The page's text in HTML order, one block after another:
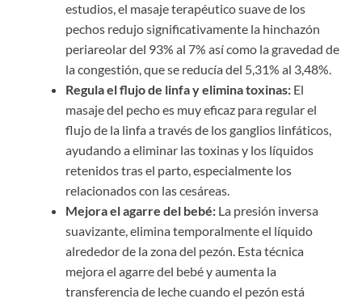
estudios, el masaje terapéutico suave de los
pechos redujo significativamente la hinchazón
periareolar del 93% al 7% así como la gravedad de
la congestión, que se reducía del 5,31% al 3,48%.
Regula el flujo de linfa y elimina toxinas: El
masaje del pecho es muy eficaz para regular el
flujo de la linfa a través de los ganglios linfáticos,
ayudando a eliminar las toxinas y los líquidos
retenidos tras el parto, especialmente los
relacionados con las cesáreas.
Mejora el agarre del bebé: La presión inversa
suavizante, elimina temporalmente el líquido
alrededor de la zona del pezón. Esta técnica
mejora el agarre del bebé y aumenta la
transferencia de leche cuando el pezón está